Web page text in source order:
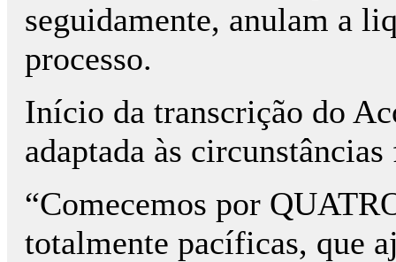
seguidamente, anulam a
processo.
Início da transcrição do
adaptada às
“Comecemos por
totalmente pacíficas, que